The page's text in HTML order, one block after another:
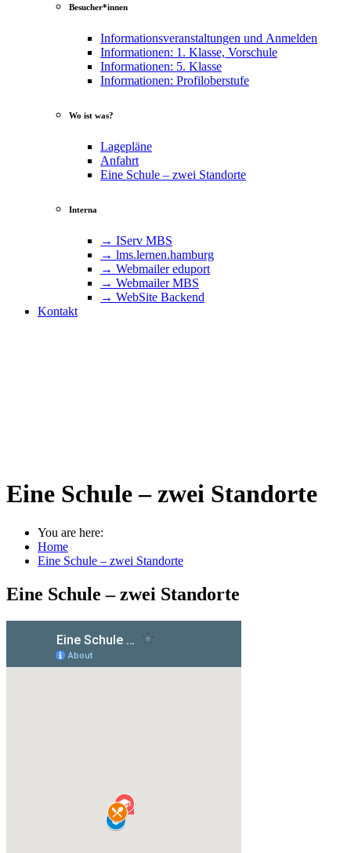
Besucher*innen
Informationsveranstaltungen und Anmelden
Informationen: 1. Klasse, Vorschule
Informationen: 5. Klasse
Informationen: Profiloberstufe
Wo ist was?
Lagepläne
Anfahrt
Eine Schule – zwei Standorte
Interna
→ IServ MBS
→ lms​.ler​nen​.ham​burg
→ Webmailer eduport
→ Webmailer MBS
→ WebSite Backend
Kontakt
Eine Schule – zwei Standorte
You are here:
Home
Eine Schule – zwei Standorte
Eine Schule – zwei Standorte